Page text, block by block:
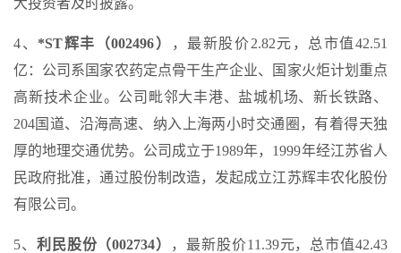
4、 *ST辉丰（002496）
，最新股价2.82元，总市值42.51
亿：公司系国家农药定点骨干生产企业、国家火炬计划重点
高新技术企业。公司毗邻大丰港、盐城机场、新长铁路、
204国道、沿海高速、纳入上海两小时交通圈，有着得天独
厚的地理交通优势。公司成立于1989年，1999年经江苏省人
民政府批准，通过股份制改造，发起成立江苏辉丰农化股份
有限公司。
5、 利民股份（002734）
，最新股价11.39元，总市值42.43